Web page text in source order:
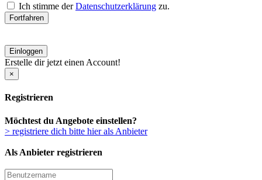
Ich stimme derDatenschutzerklärung zu.
Fortfahren
Einloggen
Erstelle dir jetzt einen Account!
×
Registrieren
Möchtest du Angebote einstellen?
> registriere dich bitte hier als Anbieter
Als Anbieter registrieren